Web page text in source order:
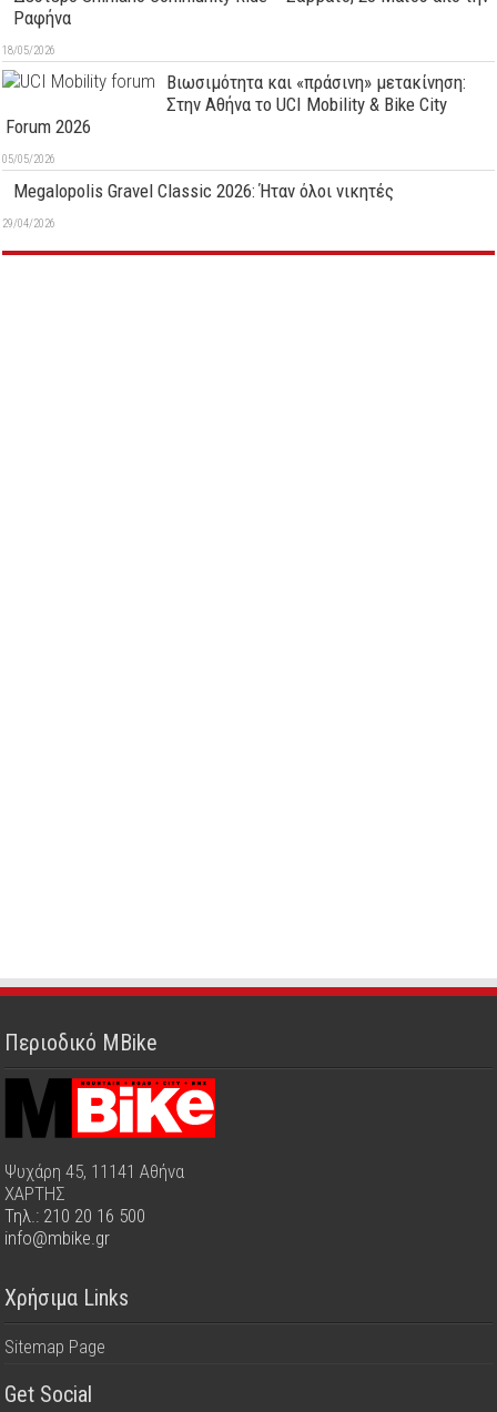
Ραφήνα
18/05/2026
Βιωσιμότητα και «πράσινη» μετακίνηση:
Στην Αθήνα το UCI Mobility & Bike City
Forum 2026
05/05/2026
Megalopolis Gravel Classic 2026: Ήταν όλοι νικητές
29/04/2026
Περιοδικό MBike
Ψυχάρη 45, 11141 Αθήνα
ΧΑΡΤΗΣ
Τηλ.: 210 20 16 500
info@mbike.gr
Χρήσιμα Links
Sitemap Page
Get Social